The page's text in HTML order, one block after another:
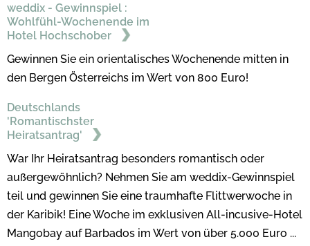
weddix - Gewinnspiel :
Wohlfühl-Wochenende im
Hotel Hochschober
Gewinnen Sie ein orientalisches Wochenende mitten in
den Bergen Österreichs im Wert von 800 Euro!
Deutschlands
'Romantischster
Heiratsantrag'
War Ihr Heiratsantrag besonders romantisch oder
außergewöhnlich? Nehmen Sie am weddix-Gewinnspiel
teil und gewinnen Sie eine traumhafte Flittwerwoche in
der Karibik! Eine Woche im exklusiven All-incusive-Hotel
Mangobay auf Barbados im Wert von über 5.000 Euro ...